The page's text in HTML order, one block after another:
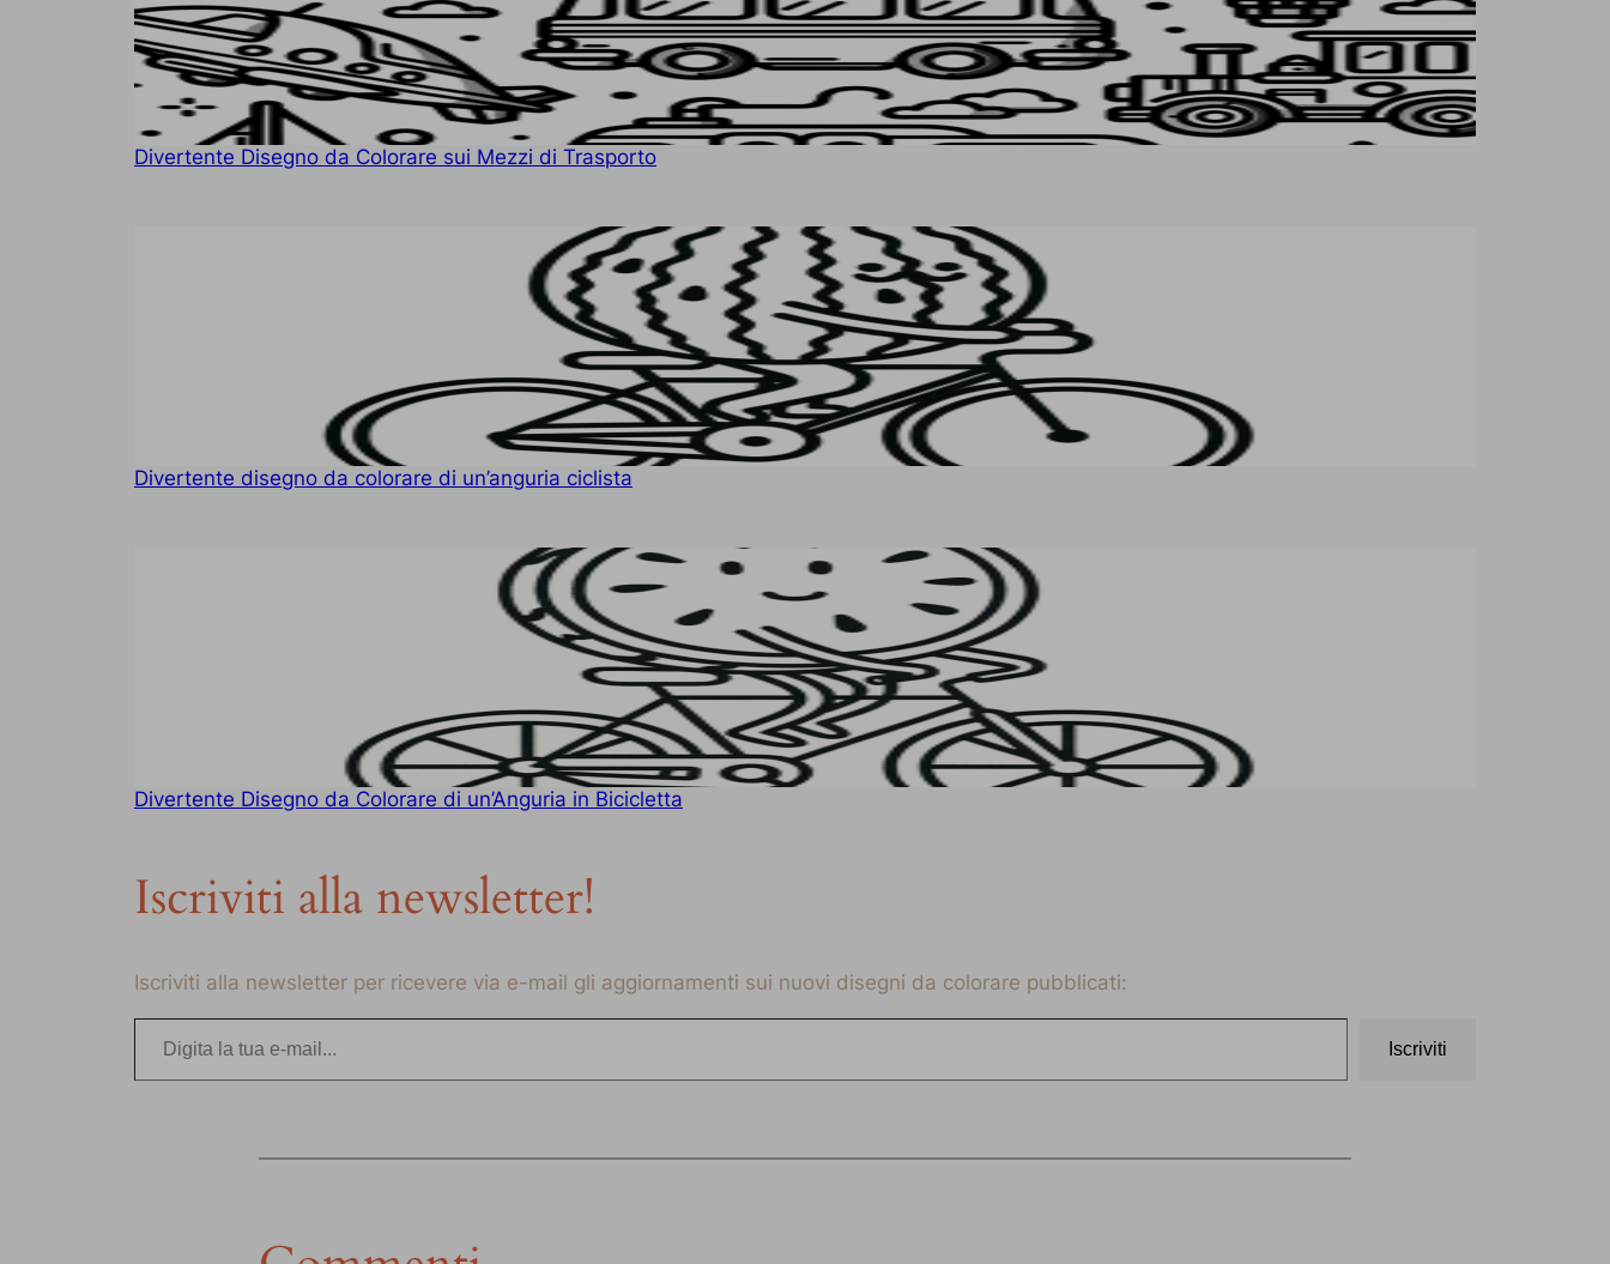
Divertente Disegno da Colorare sui Mezzi di Trasporto
Divertente disegno da colorare di un’anguria ciclista
Divertente Disegno da Colorare di un’Anguria in Bicicletta
Iscriviti alla newsletter!
Iscriviti alla newsletter per ricevere via e-mail gli aggiornamenti sui nuovi disegni da colorare pubblicati:
Digita la tua e-mail…
Iscriviti